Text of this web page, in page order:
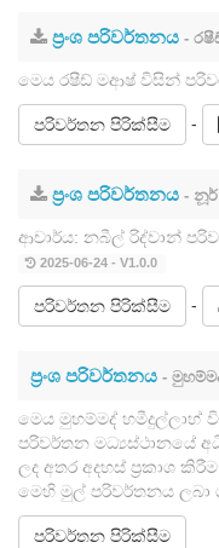
ප්‍රංශ පරිවර්තනය -
මෙය රෂීඩ් මආෂ් විසින්
පරිවර්තන පිරික්සීම -
ප්‍රංශ පරිවර්තනය -
ආචාර්ය: නබීල් රිද්වාන්
2025-06-24 - V1.0.0
පරිවර්තන පිරික්සීම -
ප්‍රංශ පරිවර්තනය -
මෙය මුහම්මද් හමීදුල්ලාහ්
පරිවර්තන මධ්‍යස්ථානයේ
ලද අතර අදහස් ප්‍රකාශ
මෙහි මුල් පරිවර්තනය ලබා
පරිවර්තන පිරික්සීම